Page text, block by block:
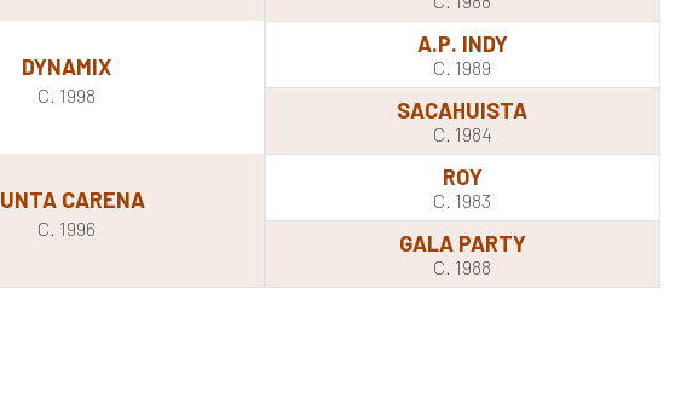
DYNAMIX
C. 1998
CARENA
C. 1996
A.P. INDY
C. 1989
SACAHUISTA
C. 1984
ROY
C. 1983
GALA PARTY
C. 1988